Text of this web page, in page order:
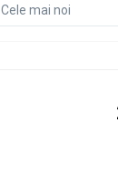
Cele mai noi